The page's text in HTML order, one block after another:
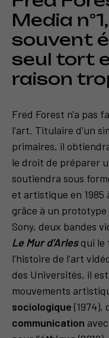
Media
souvent
seul tort
raison
Fred Forest n'a pas
l'art. Titulaire d'un
primaires, il
le droit de préparer
soutiendra sous
et artistique en 1985
grâce à un
Sony, deux bandes
Le Mur d’Arlesqui le
l'histoire de l'art
des Universités, il
mouvements
sociologique (1974),
communication